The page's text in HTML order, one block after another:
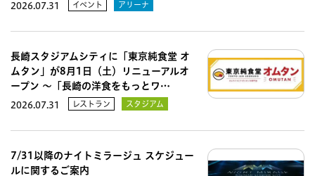
2026.07.31 イベント アリーナ
長崎スタジアムシティに「東京純食堂 オ
ムタン」が8月1日（土）リニューアルオ
ープン 〜「長崎の洋食をもっとワ…
2026.07.31 レストラン スタジアム
7/31以降のナイトミラージュ スケジュー
ルに関するご案内